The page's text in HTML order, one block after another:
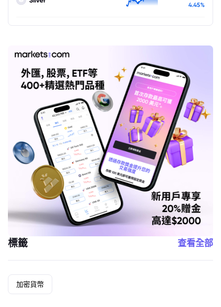
4.45%
標籤 查看全部
加密貨幣